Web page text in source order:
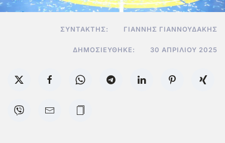
ΣΥΝΤΆΚΤΗΣ: ΓΙΆΝΝΗΣ ΓΙΑΝΝΟΥΔΆΚΗΣ
ΔΗΜΟΣΙΕΎΘΗΚΕ: 30 ΑΠΡΙΛΊΟΥ 2025